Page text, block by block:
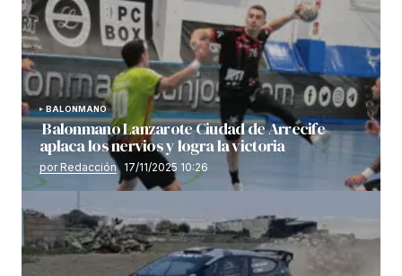
BALONMANO
Balonmano Lanzarote Ciudad de Arrecife
aplaca los nervios y logra la victoria
por Redacción 17/11/2025 10:26